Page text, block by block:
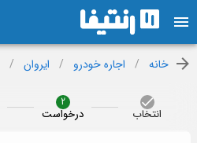
خانه / اجاره خودرو / ایروان /
انتخاب
2
درخواست